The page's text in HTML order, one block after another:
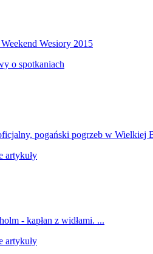
Wesiory 2015
o spotkaniach
pogański pogrzeb w Wielkiej
artykuły
- kapłan z widłami. ...
artykuły